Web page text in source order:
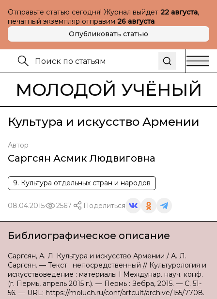
Отправьте статью сегодня! Журнал выйдет 22 августа,
печатный экземпляр отправим 26 августа
Опубликовать статью
МОЛОДОЙ УЧЁНЫЙ
Культура и искусство Армении
Автор
Саргсян Асмик Людвиговна
9. Культура отдельных стран и народов
08.04.2015 2567 Поделиться
Библиографическое описание
Саргсян, А. Л. Культура и искусство Армении / А. Л.
Саргсян. — Текст : непосредственный // Культурология и
искусствоведение : материалы I Междунар. науч. конф.
(г. Пермь, апрель 2015 г.). — Пермь : Зебра, 2015. — С. 51-
56. — URL: https://moluch.ru/conf/artcult/archive/155/7708.